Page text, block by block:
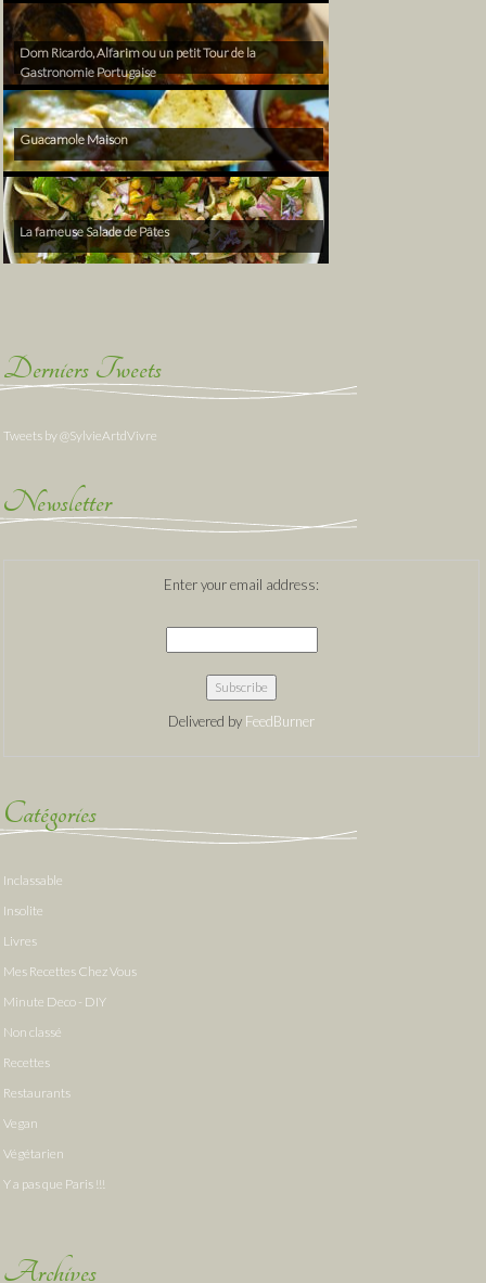
Dom Ricardo, Alfarim ou un petit Tour de la
Gastronomie Portugaise
Guacamole Maison
La fameuse Salade de Pâtes
Derniers Tweets
Tweets by @SylvieArtdVivre
Newsletter
Enter your email address:
Delivered by FeedBurner
Catégories
Inclassable
Insolite
Livres
Mes Recettes Chez Vous
Minute Deco - DIY
Non classé
Recettes
Restaurants
Vegan
Végétarien
Y a pas que Paris !!!
Archives